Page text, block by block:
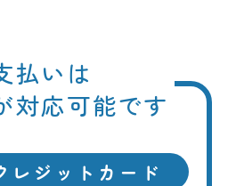
払いは
対応可能です
レジットカード